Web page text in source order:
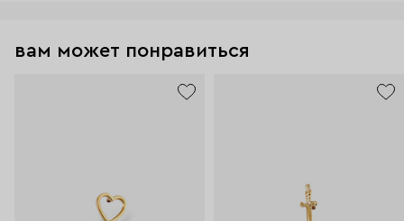
вам может понравиться